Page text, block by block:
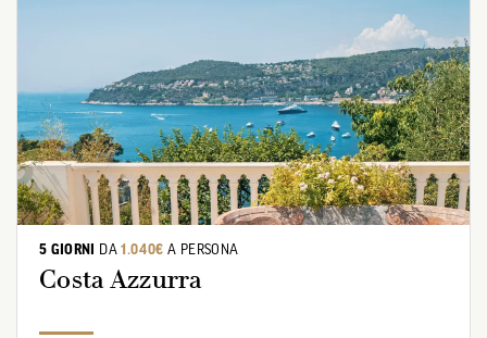
5 GIORNI DA1.040€ A PERSONA
Costa Azzurra